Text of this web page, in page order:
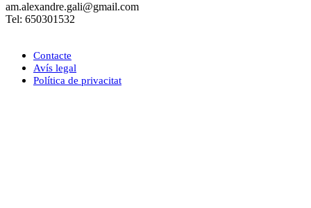
am.alexandre.gali@gmail.com
Tel: 650301532
Contacte
Avís legal
Política de privacitat